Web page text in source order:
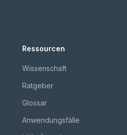
Ressourcen
Wissenschaft
Ratgeber
Glossar
Anwendungsfälle